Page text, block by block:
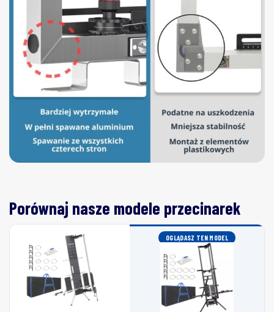
Porównaj nasze modele przecinarek
OGLĄDASZ TEN MODEL